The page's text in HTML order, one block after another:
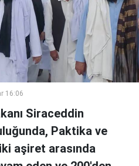
16:06
Siraceddin
Paktika ve
aşiret arasında